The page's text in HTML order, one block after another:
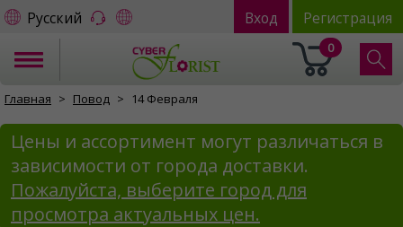
Русский Вход Регистрация
0
Главная Повод 14 Февраля
Цены и ассортимент могут различаться в
зависимости от города доставки.
Пожалуйста, выберите город для
просмотра актуальных цен.